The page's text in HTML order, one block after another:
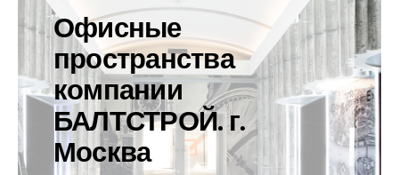
Офисные
пространства
компании
БАЛТСТРОЙ. г.
Москва